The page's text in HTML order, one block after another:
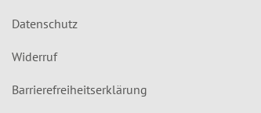
Datenschutz
Widerruf
Barrierefreiheitserklärung